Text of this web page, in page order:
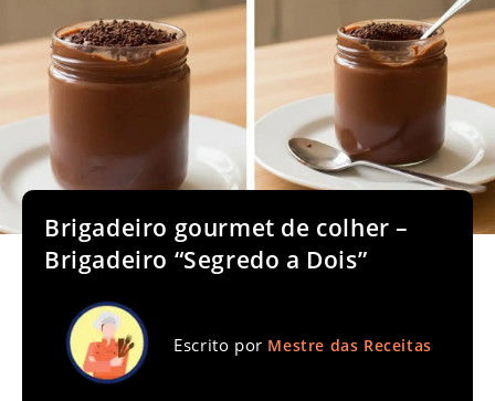
Brigadeiro gourmet de colher –
Brigadeiro “Segredo a Dois”
Escrito por Mestre das Receitas